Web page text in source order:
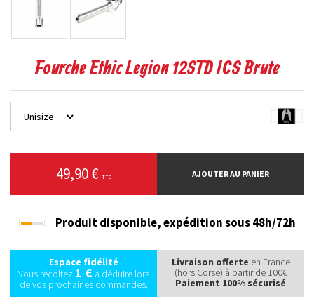
Fourche Ethic Legion 12STD ICS Brute
49,90 € TTC AJOUTER AU PANIER
Produit disponible,expédition sous 48h/72h
Espace fidélité
Vous récoltez 1 €à déduire lors
de vos prochaines commandes.
Livraison offerte en France
(hors Corse) à partir de 100€
Paiement 100% sécurisé